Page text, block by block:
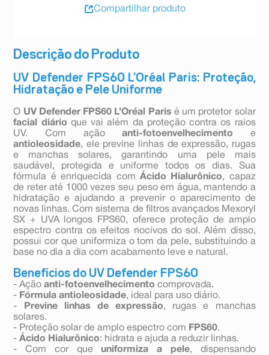
Descrição do Produto
UV Defender FPS60 L’Oréal Paris: Proteção,
Hidratação e Pele Uniforme
O UV Defender FPS60 L’Oréal Paris é um protetor solar
facial diário que vai além da proteção contra os raios
UV. Com açãoanti-fotoenvelhecimento e
antioleosidade, ele previne linhas de expressão, rugas
e manchas solares, garantindo uma pele mais
saudável, protegida e uniforme todos os dias. Sua
fórmula é enriquecida com Ácido Hialurônico, capaz
de reter até 1000 vezes seu peso em água, mantendo a
hidratação e ajudando a prevenir o aparecimento de
novas linhas. Com sistema de filtros avançados Mexoryl
SX + UVA longos FPS60, oferece proteção de amplo
espectro contra os efeitos nocivos do sol. Além disso,
possui cor que uniformiza o tom da pele, substituindo a
base no dia a dia com acabamento leve e natural.
Benefícios do UV Defender FPS60
- Açãoanti-fotoenvelhecimento comprovada.
- Fórmula antioleosidade, ideal para uso diário.
- Previne linhas de expressão, rugas e manchas
solares.
- Proteção solar de amplo espectro com FPS60.
-Ácido Hialurônico: hidrata e ajuda a reduzir linhas.
- Com cor que uniformiza a pele, dispensando
Compartilhar produto